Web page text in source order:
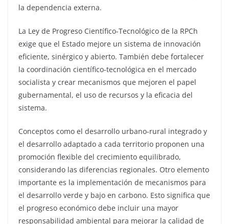
la dependencia externa.
La Ley de Progreso Científico-Tecnológico de la RPCh
exige que el Estado mejore un sistema de innovación
eficiente, sinérgico y abierto. También debe fortalecer
la coordinación científico-tecnológica en el mercado
socialista y crear mecanismos que mejoren el papel
gubernamental, el uso de recursos y la eficacia del
sistema.
Conceptos como el desarrollo urbano-rural integrado y
el desarrollo adaptado a cada territorio proponen una
promoción flexible del crecimiento equilibrado,
considerando las diferencias regionales. Otro elemento
importante es la implementación de mecanismos para
el desarrollo verde y bajo en carbono. Esto significa que
el progreso económico debe incluir una mayor
responsabilidad ambiental para mejorar la calidad de